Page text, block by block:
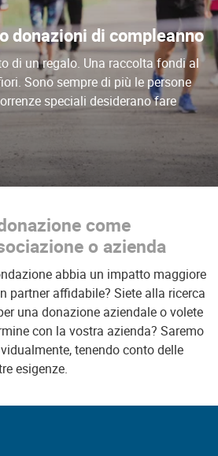
donazioni di compleanno
di un regalo. Una raccolta fondi al
Sono sempre di più le persone
speciali desiderano fare
come
o azienda
abbia un impatto maggiore
partner affidabile? Siete alla ricerca
una donazione aziendale o volete
con la vostra azienda? Saremo
tenendo conto delle
esigenze.